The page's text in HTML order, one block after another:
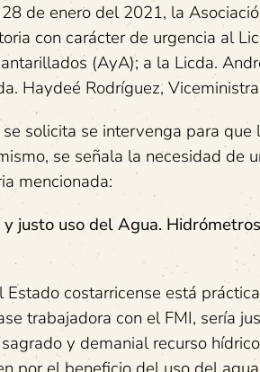
de enero del 2021, la
con carácter de urgencia al
(AyA); a la Licda.
Haydeé Rodríguez,
solicita se intervenga para
se señala la necesidad de
mencionada:
justo uso del Agua.
Estado costarricense está
trabajadora con el FMI, sería
y demanial recurso